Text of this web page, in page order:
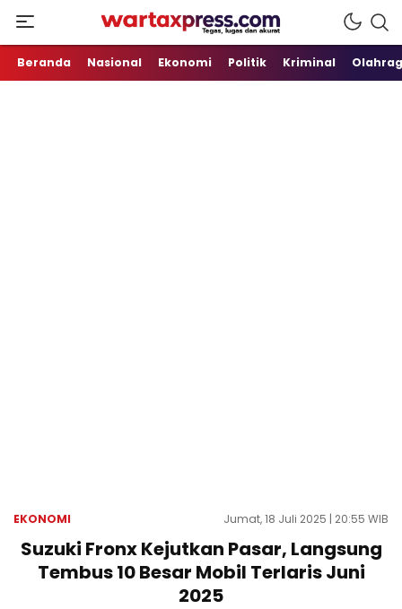
WartaXpress
Tegas, Lugas dan Akurat
Beranda Nasional Ekonomi Politik Kriminal
EKONOMI Jumat, 18 Juli 2025 | 20:55 WIB
Suzuki Fronx Kejutkan Pasar, Langsung
Tembus 10 Besar Mobil Terlaris Juni
2025